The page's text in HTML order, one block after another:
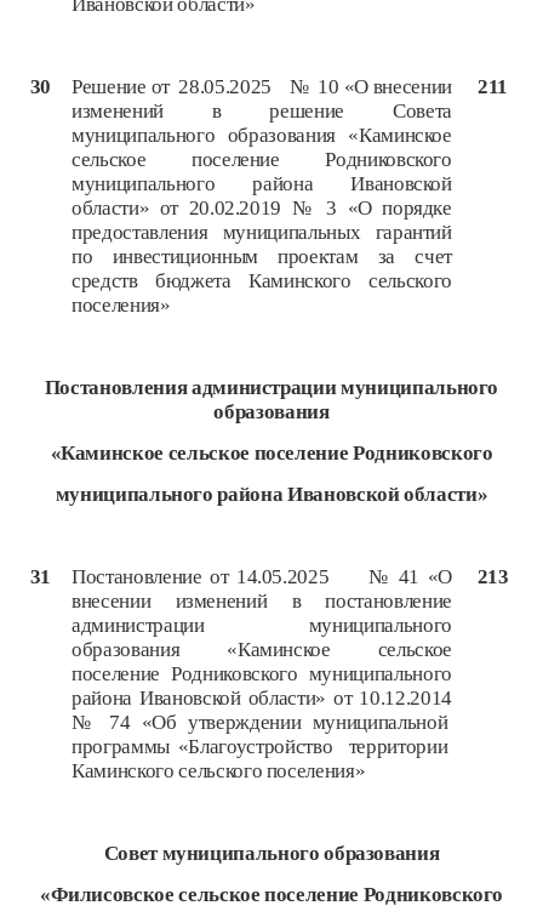
Ивановской области»
30
Решение от 28.05.2025 № 10 «О внесении
изменений в решение Совета
муниципального образования «Каминское
сельское поселение Родниковского
муниципального района Ивановской
области» от 20.02.2019 № 3 «О порядке
предоставления муниципальных гарантий
по инвестиционным проектам за счет
средств бюджета Каминского сельского
поселения»
211
Постановления администрациимуниципального
образования
«Каминское сельское поселение Родниковского
муниципального района Ивановской области»
31
Постановление от 14.05.2025 № 41 «О
внесении изменений в постановление
администрации муниципального
образования «Каминское сельское
поселение Родниковского муниципального
района Ивановской области» от 10.12.2014
№ 74 «Об утверждении муниципальной
программы «Благоустройство территории
Каминского сельского поселения»
213
Советмуниципального образования
«Филисовское сельское поселение Родниковского